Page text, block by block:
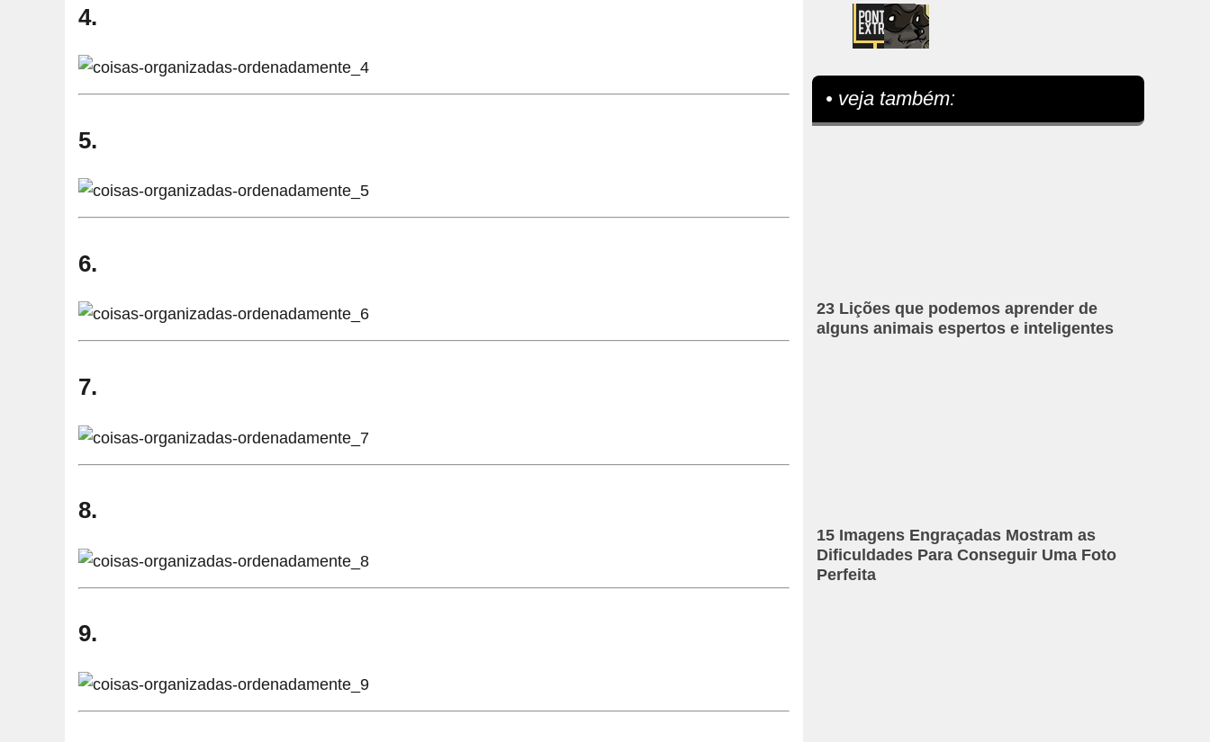
4.
5.
6.
7.
8.
9.
• veja também:
23 Lições que podemos aprender de
alguns animais espertos e inteligentes
15 Imagens Engraçadas Mostram as
Dificuldades Para Conseguir Uma Foto
Perfeita